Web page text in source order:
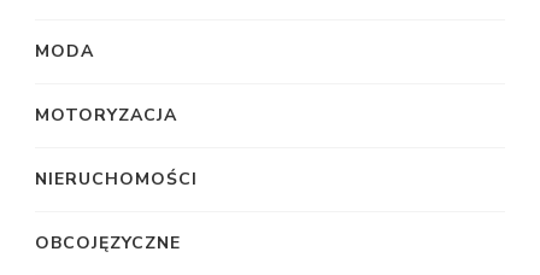
MODA
MOTORYZACJA
NIERUCHOMOŚCI
OBCOJĘZYCZNE